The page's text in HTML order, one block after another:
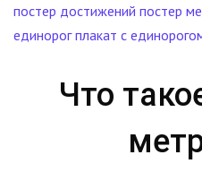
постер достижений постер
единорог плакат с
Что